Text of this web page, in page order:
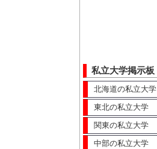
私立大学掲示板
北海道の私立大学
東北の私立大学
関東の私立大学
中部の私立大学